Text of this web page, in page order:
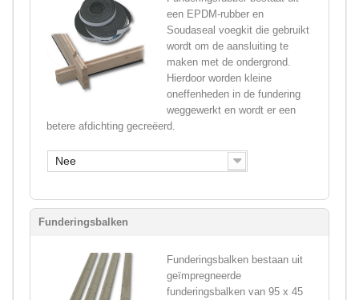
een EPDM-rubber en
Soudaseal voegkit die gebruikt
wordt om de aansluiting te
maken met de ondergrond.
Hierdoor worden kleine
oneffenheden in de fundering
weggewerkt en wordt er een
betere afdichting gecreëerd.
Nee
Funderingsbalken
Funderingsbalken bestaan uit
geïmpregneerde
funderingsbalken van 95 x 45